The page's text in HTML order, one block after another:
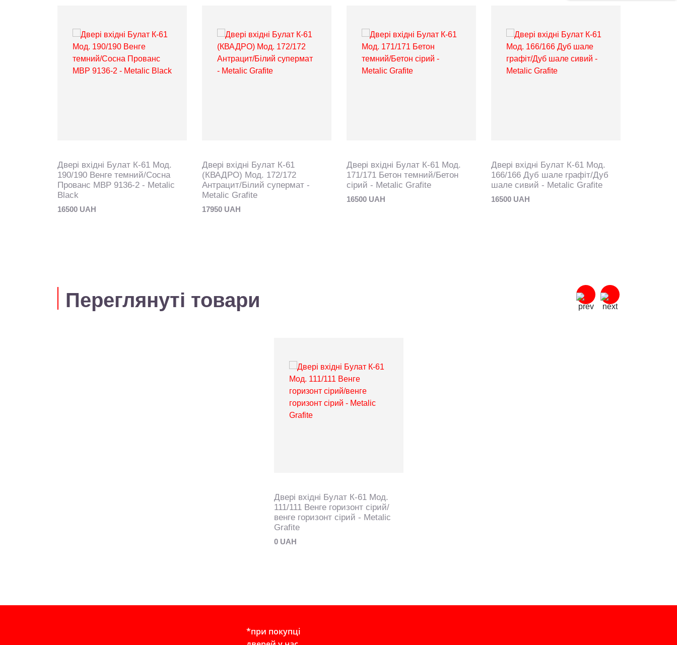
Двері вхідні Булат К-61 Мод.
190/190 Венге темний/Сосна
Прованс МВР 9136-2 - Metalic
Black
16500 UAH
Двері вхідні Булат К-61
(КВАДРО) Мод. 172/172
Антрацит/Білий супермат -
Metalic Grafite
17950 UAH
Двері вхідні Булат К-61 Мод.
171/171 Бетон темний/Бетон
сірий - Metalic Grafite
16500 UAH
Двері вхідні Булат К-61 Мод.
166/166 Дуб шале графіт/Дуб
шале сивий - Metalic Grafite
16500 UAH
Переглянуті товари
Двері вхідні Булат К-61 Мод.
111/111 Венге горизонт сірий/
венге горизонт сірий - Metalic
Grafite
0 UAH
*при покупці